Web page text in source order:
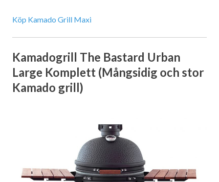
Köp Kamado Grill Maxi
Kamadogrill The Bastard Urban
Large Komplett (Mångsidig och stor
Kamado grill)